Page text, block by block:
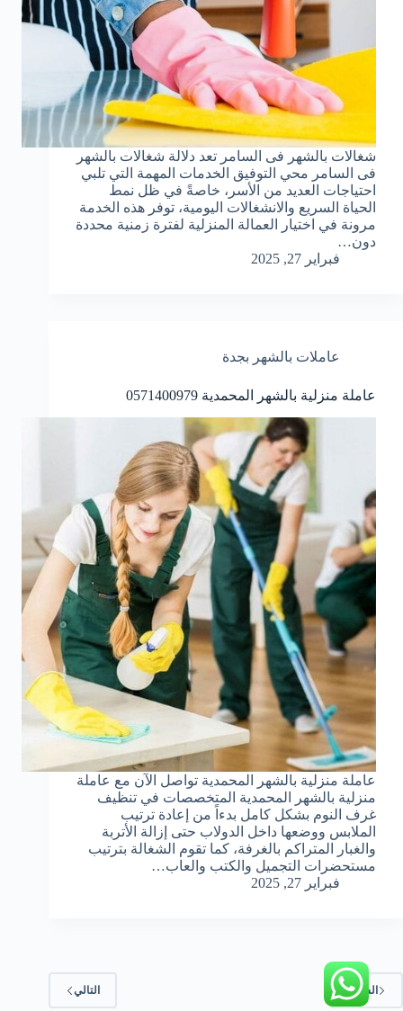
شغالات بالشهر فى السامر تعد دلالة شغالات بالشهر
فى السامر محي التوفيق الخدمات المهمة التي تلبي
احتياجات العديد من الأسر، خاصةً في ظل نمط
الحياة السريع والانشغالات اليومية، توفر هذه الخدمة
مرونة في اختيار العمالة المنزلية لفترة زمنية محددة
دون…
فبراير 27, 2025
عاملات بالشهر بجدة
عاملة منزلية بالشهر المحمدية 0571400979
عاملة منزلية بالشهر المحمدية تواصل الآن مع عاملة
منزلية بالشهر المحمدية المتخصصات في تنظيف
غرف النوم بشكل كامل بدءاً من إعادة ترتيب
الملابس ووضعها داخل الدولاب حتى إزالة الأتربة
والغبار المتراكم بالغرفة، كما تقوم الشغالة بترتيب
مستحضرات التجميل والكتب والعاب…
فبراير 27, 2025
السابق التالي